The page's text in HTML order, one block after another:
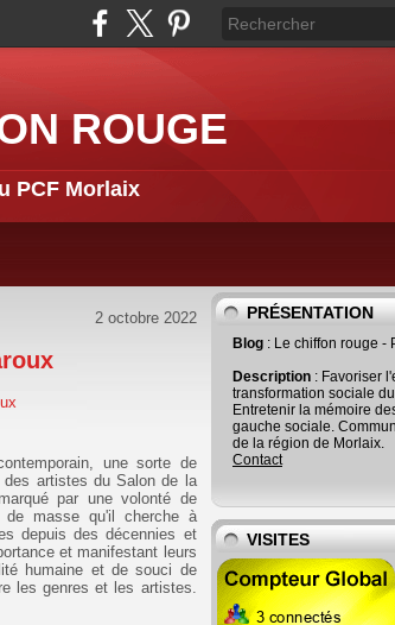
ROUGE
PCF Morlaix
2 octobre 2022
une sorte de
des artistes du Salon de la
par une volonté de
masse qu'il cherche à
depuis des décennies et
et manifestant leurs
humaine et de souci de
les genres et les artistes.
PRÉSENTATION
Blog : Le chiffon rouge -
Description : Favoriser
transformation sociale
Entretenir la mémoire
gauche sociale.
de la région de Morlaix.
Contact
VISITES